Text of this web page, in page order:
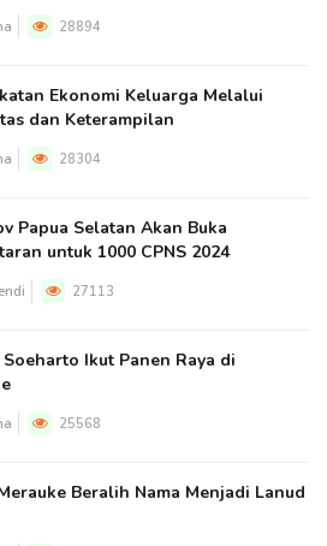
28894
Ekonomi Keluarga Melalui
dan Keterampilan
28304
Papua Selatan Akan Buka
untuk 1000 CPNS 2024
27113
Soeharto Ikut Panen Raya di
25568
Beralih Nama Menjadi Lanud